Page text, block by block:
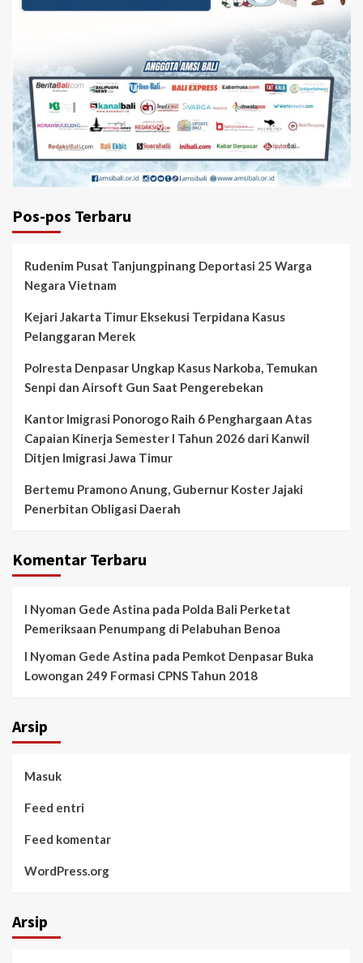
Pos-pos Terbaru
Rudenim Pusat Tanjungpinang Deportasi 25 Warga
Negara Vietnam
Kejari Jakarta Timur Eksekusi Terpidana Kasus
Pelanggaran Merek
Polresta Denpasar Ungkap Kasus Narkoba, Temukan
Senpi dan Airsoft Gun Saat Pengerebekan
Kantor Imigrasi Ponorogo Raih 6 Penghargaan Atas
Capaian Kinerja Semester I Tahun 2026 dari Kanwil
Ditjen Imigrasi Jawa Timur
Bertemu Pramono Anung, Gubernur Koster Jajaki
Penerbitan Obligasi Daerah
Komentar Terbaru
I Nyoman Gede Astina pada Polda Bali Perketat
Pemeriksaan Penumpang di Pelabuhan Benoa
I Nyoman Gede Astina pada Pemkot Denpasar Buka
Lowongan 249 Formasi CPNS Tahun 2018
Arsip
Masuk
Feed entri
Feed komentar
WordPress.org
Arsip